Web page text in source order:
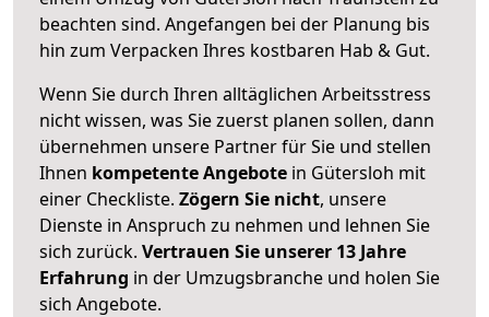
beachten sind. Angefangen bei der Planung bis
hin zum Verpacken Ihres kostbaren Hab & Gut.
Wenn Sie durch Ihren alltäglichen Arbeitsstress
nicht wissen, was Sie zuerst planen sollen, dann
übernehmen unsere Partner für Sie und stellen
Ihnen kompetente Angebote in Gütersloh mit
einer Checkliste. Zögern Sie nicht, unsere
Dienste in Anspruch zu nehmen und lehnen Sie
sich zurück. Vertrauen Sie unserer 13 Jahre
Erfahrung in der Umzugsbranche und holen Sie
sich Angebote.